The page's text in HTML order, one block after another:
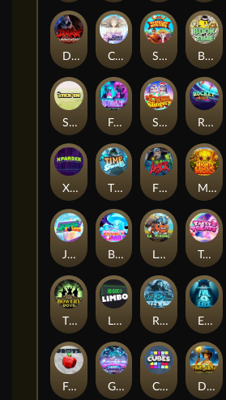
Dark Summoning Cloud Princess Shaolin Master Book of Time
Stick'em Feel The Beat Snow Slingers Rocket Reels
Xpander Time Spinners Fire My Laser Mighty Masks
Joker Bombs BOUNCY BOMBS Le Viking Tasty Treats
The Bowery Boys Limbo Rise of Ymir Evil Eyes
Frutz Gronk's Gems Cubes Dawn of Kings